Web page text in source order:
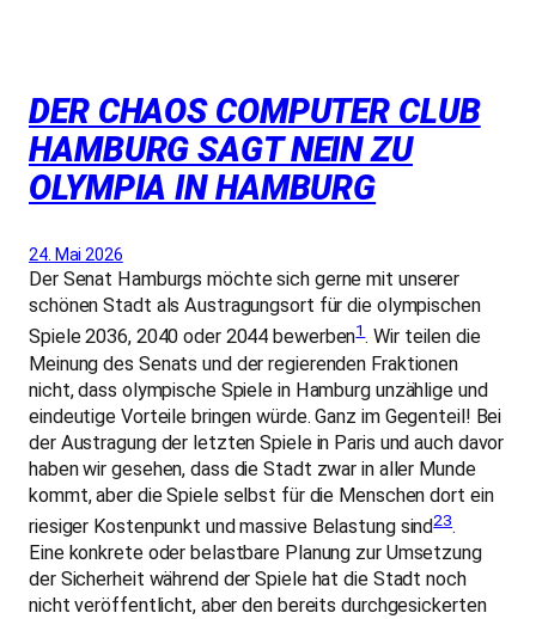
DER CHAOS COMPUTER CLUB
HAMBURG SAGT NEIN ZU
OLYMPIA IN HAMBURG
24. Mai 2026
Der Senat Hamburgs möchte sich gerne mit unserer
schönen Stadt als Austragungsort für die olympischen
Spiele 2036, 2040 oder 2044 bewerben1 . Wir teilen die
Meinung des Senats und der regierenden Fraktionen
nicht, dass olympische Spiele in Hamburg unzählige und
eindeutige Vorteile bringen würde. Ganz im Gegenteil! Bei
der Austragung der letzten Spiele in Paris und auch davor
haben wir gesehen, dass die Stadt zwar in aller Munde
kommt, aber die Spiele selbst für die Menschen dort ein
riesiger Kostenpunkt und massive Belastung sind23.
Eine konkrete oder belastbare Planung zur Umsetzung
der Sicherheit während der Spiele hat die Stadt noch
nicht veröffentlicht, aber den bereits durchgesickerten